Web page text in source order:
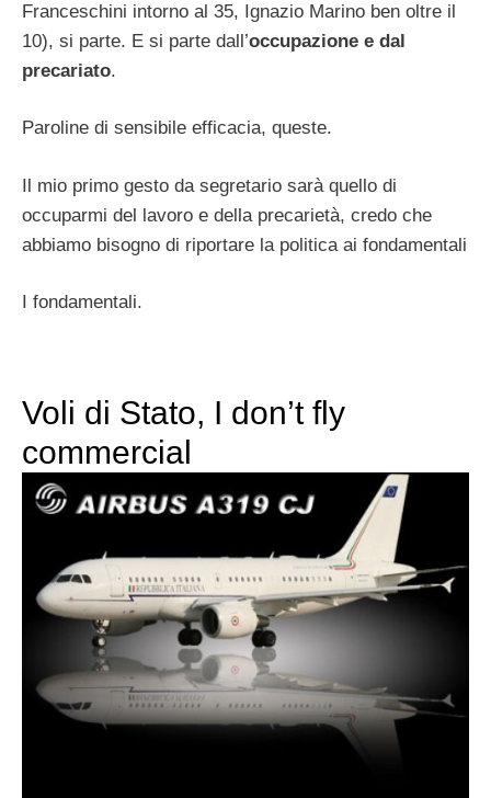
Franceschini intorno al 35, Ignazio Marino ben oltre il
10), si parte. E si parte dall’occupazione e dal
precariato.
Paroline di sensibile efficacia, queste.
Il mio primo gesto da segretario sarà quello di
occuparmi del lavoro e della precarietà, credo che
abbiamo bisogno di riportare la politica ai fondamentali
I fondamentali.
Voli di Stato, I don’t fly
commercial